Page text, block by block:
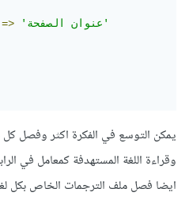
=>
'عنوان الصفحة'
يمكن التوسع في الفكرة اكثر وفصل
وقراءة اللغة المستهدفة كمعامل في
ايضا فصل ملف الترجمات الخاص بكل